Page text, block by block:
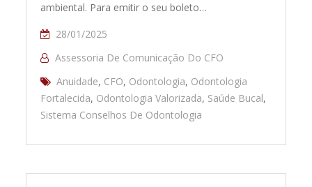
ambiental. Para emitir o seu boleto…
28/01/2025
Assessoria De Comunicação Do CFO
Anuidade, CFO, Odontologia, Odontologia
Fortalecida, Odontologia Valorizada, Saúde Bucal,
Sistema Conselhos De Odontologia